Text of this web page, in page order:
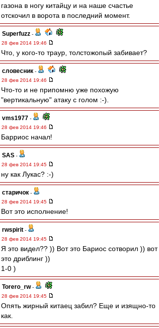
газона в ногу китайцу и на наше счастье
отскочил в ворота в последний момент.
Superfuzz -
28 фев 2014 19:46
Что, у кого-то траур, толстожопый забивает?
словесник -
28 фев 2014 19:46
Что-то и не припомню уже похожую
"вертикальную" атаку с голом :-).
vms1977 -
28 фев 2014 19:46
Барриос начал!
SAS -
28 фев 2014 19:45
ну как Лукас? :-)
старичок -
28 фев 2014 19:45
Вот это исполнение!
rwspirit -
28 фев 2014 19:45
Я это видел?? )) Вот это Бариос сотворил )) вот
это дриблинг ))
1-0 )
Torero_rw-
28 фев 2014 19:45
Опять жирный китаец забил? Еще и изящно-то
как.